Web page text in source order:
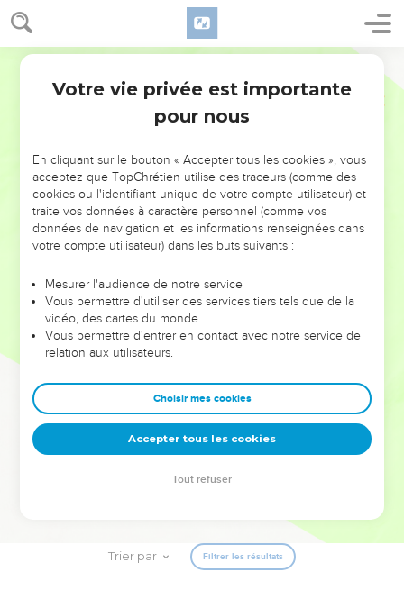
NE MANQUEZ PAS L’ÉVÉNEMENT
DE L’ANNÉE !
ET SI LEURS ERREURS POUVAIENT VOUS ÉVITER LES
VOTRES ?
leur foi ou leur vision. Mais on voit moins les doutes, les erreurs
et les saisons difficiles qu'ils ont traversés, alors même que ce
sont elles qui les ont façonnés.
Dans cette conférence, leaders, entrepreneurs, et responsables
clés pour avancer avec plus de sagesse afin que leurs erreurs
deviennent vos tremplins. Que vous guidiez un ministère, une
équipe, un groupe ou une famille, leur expérience est faite
pour vous.
Trier par Filtrer les résultats
Votre vie privée est importante
pour nous
En cliquant sur le bouton « Accepter tous les cookies », vous
acceptez que TopChrétien utilise des traceurs (comme des
cookies ou l'identifiant unique de votre compte utilisateur) et
traite vos données à caractère personnel (comme vos
données de navigation et les informations renseignées dans
votre compte utilisateur) dans les buts suivants :
Mesurer l'audience de notre service
Vous permettre d'utiliser des services tiers tels que de la
vidéo, des cartes du monde…
Vous permettre d'entrer en contact avec notre service de
relation aux utilisateurs.
Choisir mes cookies
Accepter tous les cookies
Tout refuser